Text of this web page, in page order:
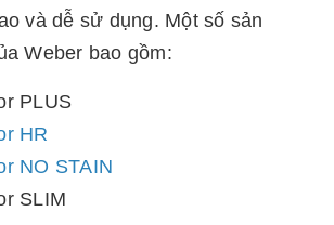
và dễ sử dụng. Một số sản
Weber bao gồm:
PLUS
HR
NO STAIN
SLIM